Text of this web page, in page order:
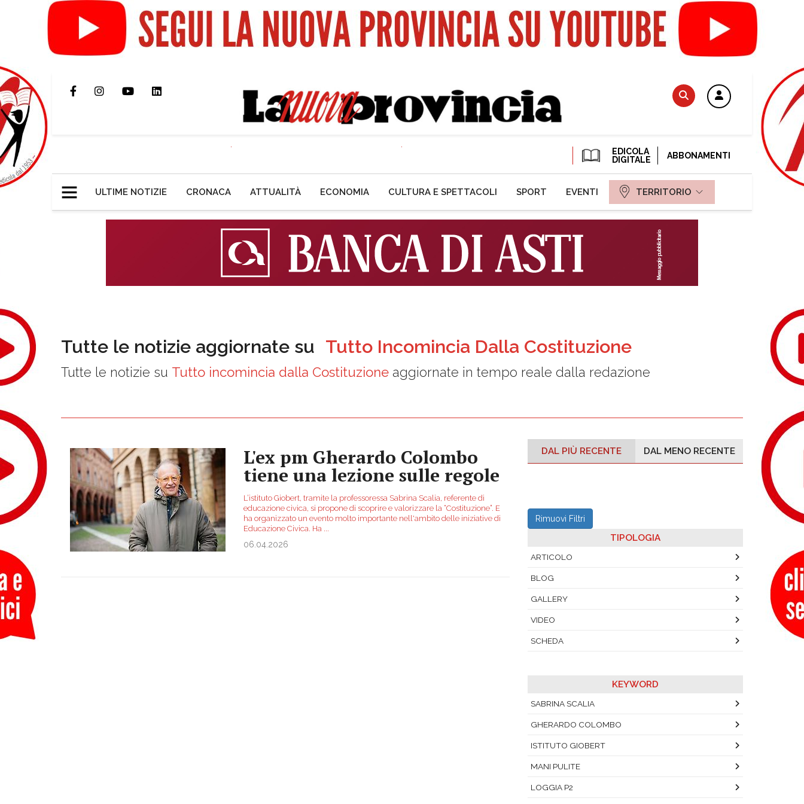
EDICOLA
DIGITALE
ABBONAMENTI
ULTIME NOTIZIE CRONACA ATTUALITÀ ECONOMIA CULTURA E SPETTACOLI SPORT EVENTI TERRITORIO
Tutte le notizie aggiornate su Tutto Incomincia Dalla Costituzione
Tutte le notizie su Tutto incomincia dalla Costituzione aggiornate in tempo reale dalla redazione
L'ex pm Gherardo Colombo
tiene una lezione sulle regole
L’istituto Giobert, tramite la professoressa Sabrina Scalia, referente di
educazione civica, si propone di scoprire e valorizzare la “Costituzione”. E
ha organizzato un evento molto importante nell'ambito delle iniziative di
Educazione Civica. Ha
06.04.2026
DAL PIÙ RECENTE DAL MENO RECENTE
Rimuovi Filtri
TIPOLOGIA
ARTICOLO
BLOG
GALLERY
VIDEO
SCHEDA
KEYWORD
SABRINA SCALIA
GHERARDO COLOMBO
ISTITUTO GIOBERT
MANI PULITE
LOGGIA P2